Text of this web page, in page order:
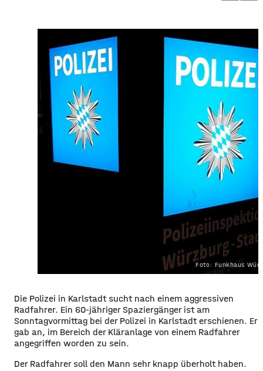
Foto: Funkhaus
Die Polizei in Karlstadt sucht nach einem aggressiven
Radfahrer. Ein 60-jähriger Spaziergänger ist am
Sonntagvormittag bei der Polizei in Karlstadt erschienen. Er
gab an, im Bereich der Kläranlage von einem Radfahrer
angegriffen worden zu sein.
Der Radfahrer soll den Mann sehr knapp überholt haben.